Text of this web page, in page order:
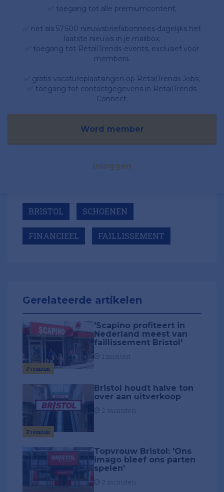
✅ toegang tot alle premiumcontent;
✅ net als 57.500 nieuwsbriefabonnees dagelijks het
laatste nieuws in je mailbox;
✅ toegang tot RetailTrends-events, exclusief voor
members.
✅ gratis vacatureplaatsingen op RetailTrends Jobs;
✅ toegang tot contactgegevens in RetailTrends
Connect.
Word member
Inloggen
BRISTOL SCHOENEN
FINANCIEEL FAILLISSEMENT
Gerelateerde artikelen
Premium
'Scapino profiteert in
Nederland meest van
faillissement Bristol'
Premium
Bristol houdt halve ton
over aan uitverkoop
Topvrouw Bristol: 'Ons
imago bleef ons parten
spelen'